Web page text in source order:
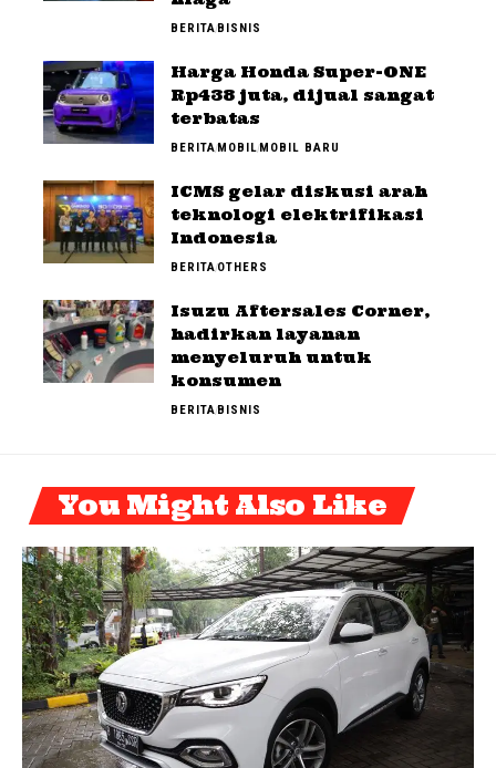
BERITABISNIS
Harga Honda Super-ONE
Rp438 juta, dijual sangat
terbatas
BERITAMOBILMOBIL BARU
ICMS gelar diskusi arah
teknologi elektrifikasi
Indonesia
BERITAOTHERS
Isuzu Aftersales Corner,
hadirkan layanan
menyeluruh untuk
konsumen
BERITABISNIS
You Might Also Like